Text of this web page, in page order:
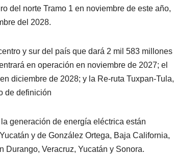
del norte Tramo 1 en noviembre de este año,
del 2028.
y sur del país que dará 2 mil 583 millones
en operación en noviembre de 2027; el
diciembre de 2028; y la Re-ruta Tuxpan-Tula,
de definición
generación de energía eléctrica están
y de González Ortega, Baja California,
Durango, Veracruz, Yucatán y Sonora.